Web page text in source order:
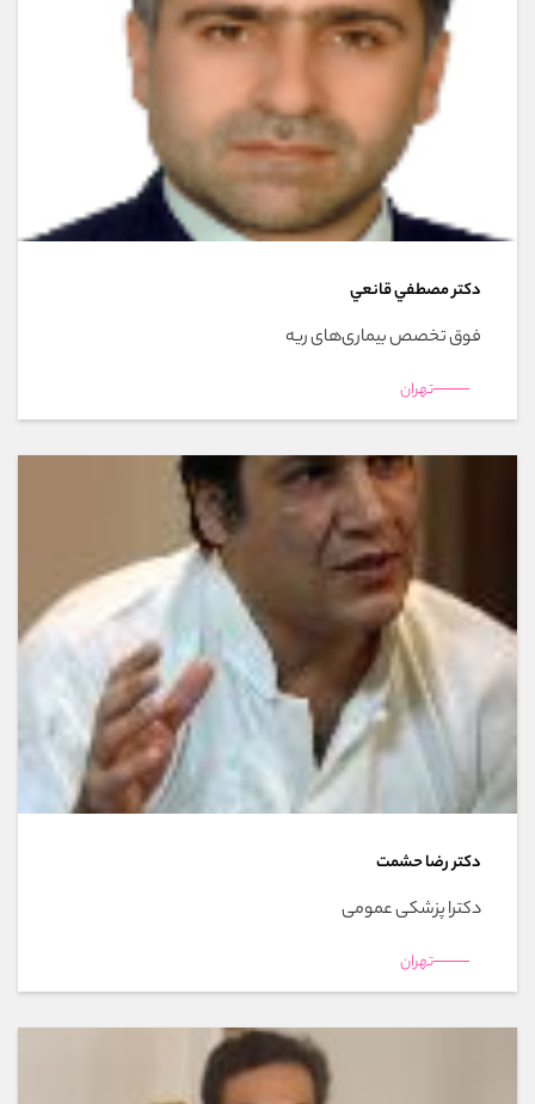
دکتر مصطفي قانعي
فوق تخصص بیماری‌های ریه
تهران
دکتر رضا حشمت
دکترا پزشکی عمومی
تهران